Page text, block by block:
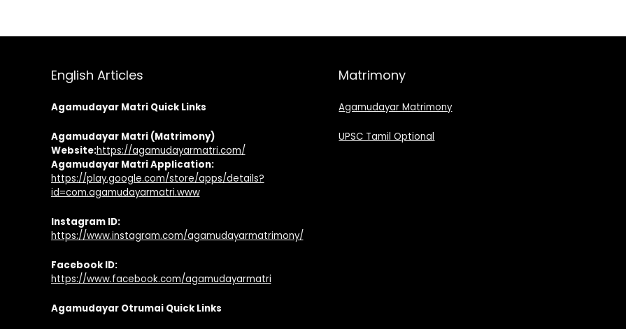
English Articles
Agamudayar Matri Quick Links
Agamudayar Matri (Matrimony)
Website:https://agamudayarmatri.com/
Agamudayar Matri Application:
https://play.google.com/store/apps/details?
id=com.agamudayarmatri.www
Instagram ID:
https://www.instagram.com/agamudayarmatrimony/
Facebook ID:
https://www.facebook.com/agamudayarmatri
Agamudayar Otrumai Quick Links
Matrimony
Agamudayar Matrimony
UPSC Tamil Optional